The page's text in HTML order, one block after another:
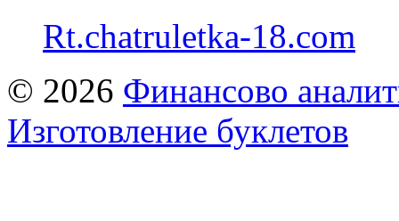
Rt.chatruletka-18.com
© 2026 Финансово
Изготовление буклетов